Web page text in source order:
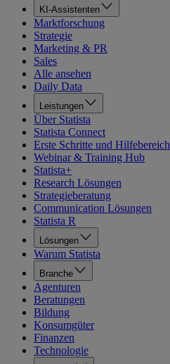
KI-Assistenten
Marktforschung
Strategie
Marketing & PR
Sales
Alle ansehen
Daily Data
Leistungen
Über Statista
Statista Connect
Erste Schritte und Hilfebereich
Webinar & Training Hub
Statista+
Research Lösungen
Strategieberatung
Communication Lösungen
Statista R
Lösungen
Warum Statista
Branche
Agenturen
Beratungen
Bildung
Konsumgüter
Finanzen
Technologie